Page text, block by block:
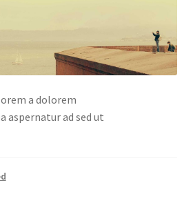
a dolorem
aspernatur ad sed ut